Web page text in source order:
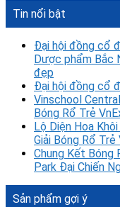
Tin nổi bật
Đại hội đồng cổ
Dược phẩm Bắc
đẹp
Đại hội đồng cổ
Vinschool
Bóng Rổ Trẻ
Lộ Diện Hoa
Giải Bóng Rổ
Chung Kết Bóng
Park Đại Chiến
Sản phẩm gợi ý